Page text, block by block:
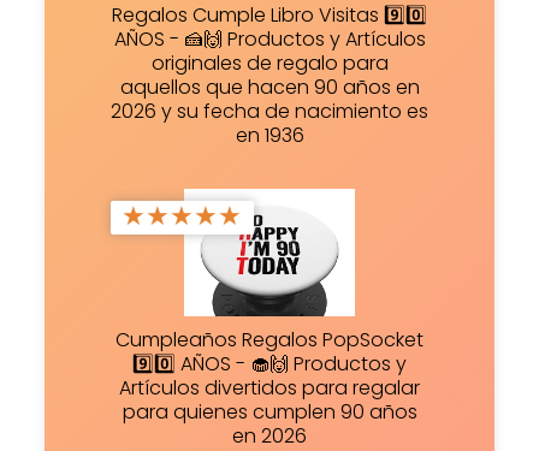
Regalos Cumple Libro Visitas 9️⃣0️⃣
AÑOS - 🍰🙌 Productos y Artículos
originales de regalo para
aquellos que hacen 90 años en
2026 y su fecha de nacimiento es
en 1936
★★★★★
Cumpleaños Regalos PopSocket
9️⃣0️⃣ AÑOS - 🧁🙌 Productos y
Artículos divertidos para regalar
para quienes cumplen 90 años
en 2026